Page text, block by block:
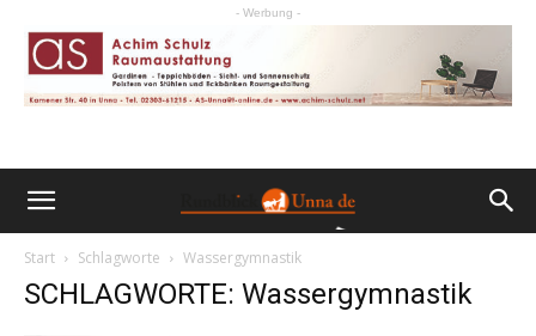
- Werbung -
Start Schlagworte Wassergymnastik
SCHLAGWORTE: Wassergymnastik